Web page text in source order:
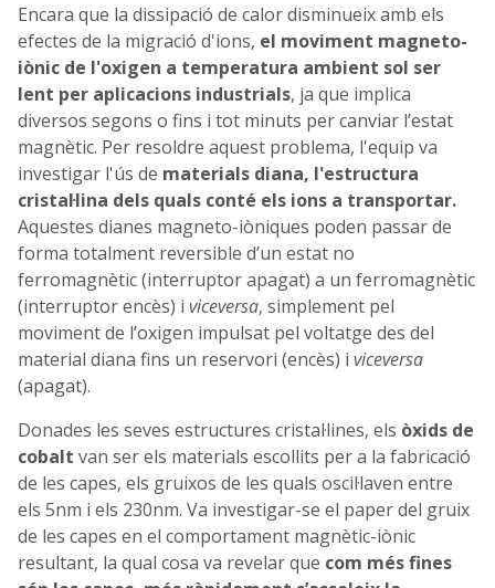
Encara que la dissipació de calor disminueix amb els
efectes de la migració d'ions, el moviment magneto-
iònic de l'oxigen a temperatura ambient sol ser
lent per aplicacions industrials, ja que implica
diversos segons o fins i tot minuts per canviar l’estat
magnètic. Per resoldre aquest problema, l'equip va
investigar l'ús de materials diana, l'estructura
cristal·lina dels quals conté els ions a transportar.
Aquestes dianes magneto-iòniques poden passar de
forma totalment reversible d’un estat no
ferromagnètic (interruptor apagat) a un ferromagnètic
(interruptor encès) i viceversa, simplement pel
moviment de l’oxigen impulsat pel voltatge des del
material diana fins un reservori (encès) i viceversa
(apagat).
Donades les seves estructures cristal·lines, els òxids de
cobalt van ser els materials escollits per a la fabricació
de les capes, els gruixos de les quals oscil·laven entre
els 5nm i els 230nm. Va investigar-se el paper del gruix
de les capes en el comportament magnètic-iònic
resultant, la qual cosa va revelar que com més fines